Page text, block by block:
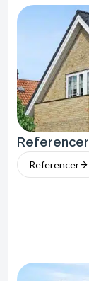
Referencer
Referencer